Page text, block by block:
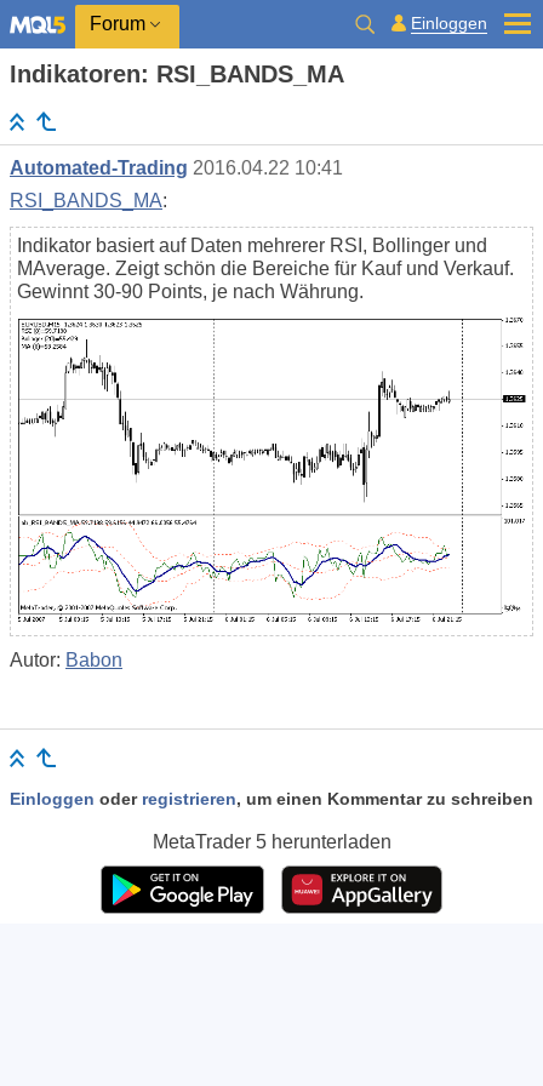
Forum Einloggen
Indikatoren: RSI_BANDS_MA
Automated-Trading 2016.04.22 10:41
RSI_BANDS_MA:
Indikator basiert auf Daten mehrerer RSI, Bollinger und
MAverage. Zeigt schön die Bereiche für Kauf und Verkauf.
Gewinnt 30-90 Points, je nach Währung.
Autor: Babon
Einloggen oder registrieren, um einen Kommentar zu schreiben
MetaTrader 5herunterladen